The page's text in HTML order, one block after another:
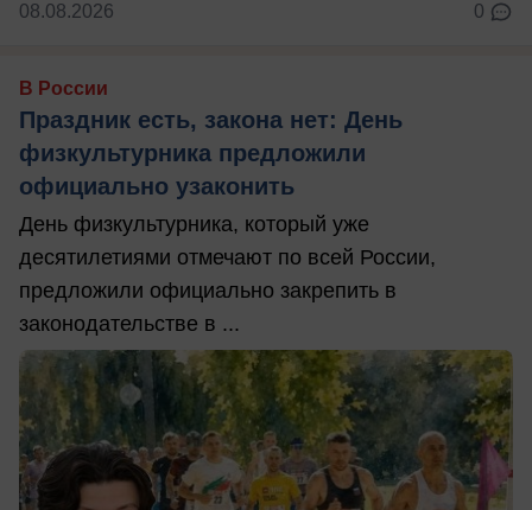
08.08.2026 0
В России
Праздник есть, закона нет: День
физкультурника предложили
официально узаконить
День физкультурника, который уже
десятилетиями отмечают по всей России,
предложили официально закрепить в
законодательстве в ...